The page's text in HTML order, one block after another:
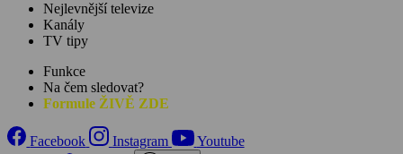
Nejlevnější televize
Kanály
TV tipy
Funkce
Na čem sledovat?
Formule ŽIVĚ ZDE
Facebook Instagram
Youtube